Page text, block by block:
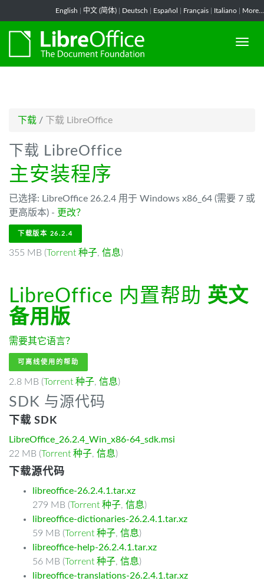
English 中文 (简体) Deutsch Español Français Italiano More...
下载 / 下载 LibreOffice
下载 LibreOffice
主安装程序
已选择: LibreOffice 26.2.4 用于 Windows x86_64 (需要 7 或
更高版本) - 更改？
下载版本 26.2.4
355 MB (Torrent 种子, 信息)
LibreOffice 内置帮助 英文
备用版
需要其它语言？
可离线使用的帮助
2.8 MB (Torrent 种子, 信息)
SDK 与源代码
下载 SDK
LibreOffice_26.2.4_Win_x86-64_sdk.msi
22 MB (Torrent 种子, 信息)
下载源代码
libreoffice-26.2.4.1.tar.xz
279 MB (Torrent 种子, 信息)
libreoffice-dictionaries-26.2.4.1.tar.xz
59 MB (Torrent 种子, 信息)
libreoffice-help-26.2.4.1.tar.xz
56 MB (Torrent 种子, 信息)
libreoffice-translations-26.2.4.1.tar.xz